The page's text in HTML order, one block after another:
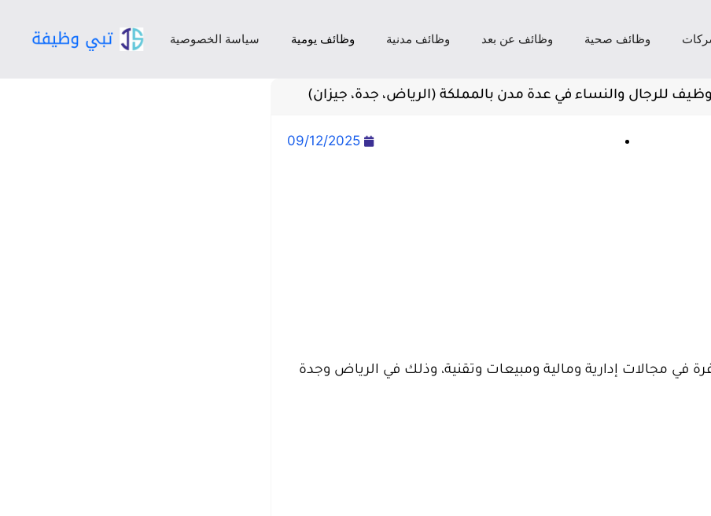
وظائف صحية وظائف عن بعد وظائف مدنية وظائف يومية سياسة الخصوصية
للرجال والنساء في عدة مدن بالمملكة (الرياض، جدة، جيزان)
09/12/2025
في مجالات إدارية ومالية ومبيعات وتقنية، وذلك في الرياض وجدة